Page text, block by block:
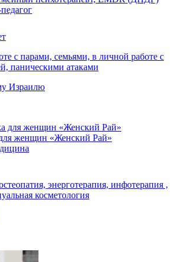
с парами, семьями, в личной работе с
паническими атаками
Израилю
женщин «Женский Рай»
энерготерапия, инфотерапия ,
косметология